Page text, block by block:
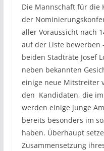
Die Mannschaft für die
der
aller Voraussicht nach
auf der Liste bewerben
beiden Stadträte Josef
neben bekannten
einige neue Mitstreiter
den Kandidaten, die
werden einige junge
bereits besonders im
haben. Überhaupt
Zusammensetzung